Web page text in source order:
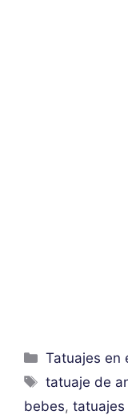
Categorías
Tatuajes en
Etiquetas
tatuaje de
bebes, tatuajes